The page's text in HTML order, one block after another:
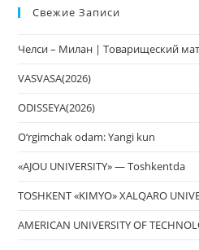
Свежие Записи
Челси – Милан | Товарищеский
VASVASA(2026)
ODISSEYA(2026)
O‘rgimchak odam: Yangi kun
«AJOU UNIVERSITY» — Toshkentda
TOSHKENT «KIMYO» XALQARO
AMERICAN UNIVERSITY OF